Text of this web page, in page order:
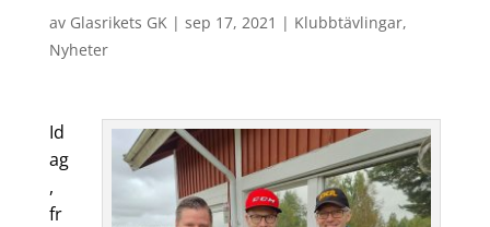
av Glasrikets GK| sep 17, 2021 | Klubbtävlingar,
Nyheter
Id
ag
,
fr